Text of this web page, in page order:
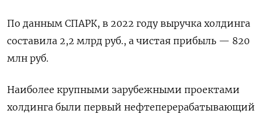
По данным СПАРК, в 2022 году выручка холдинга
составила 2,2 млрд руб., а чистая прибыль — 820
млн руб.
Наиболее крупными зарубежными проектами
холдинга были первый нефтеперерабатывающий